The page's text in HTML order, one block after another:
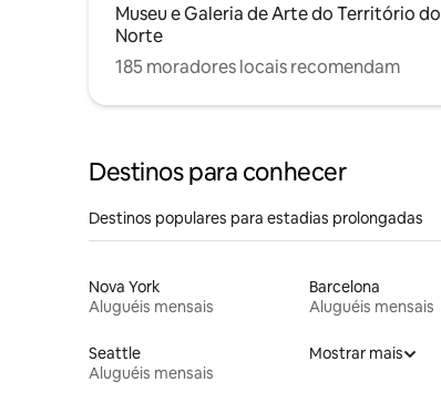
Museu e Galeria de Arte do Território do
Norte
185 moradores locais recomendam
Destinos para conhecer
Destinos populares para estadias prolongadas
Nova York
Aluguéis mensais
Barcelona
Aluguéis mensais
Seattle
Aluguéis mensais
Mostrar mais